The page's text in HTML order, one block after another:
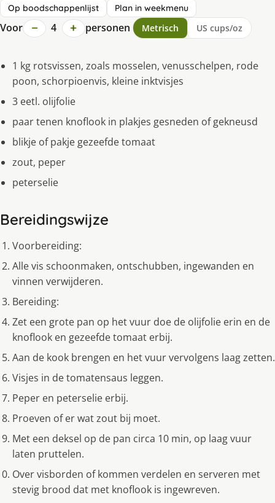
Op boodschappenlijst Plan in weekmenu
Voor − 4 + personen Metrisch US cups/oz
1 kg rotsvissen, zoals mosselen, venusschelpen, rode
poon, schorpioenvis, kleine inktvisjes
3 eetl. olijfolie
paar tenen knoflook in plakjes gesneden of gekneusd
blikje of pakje gezeefde tomaat
zout, peper
peterselie
Bereidingswijze
Voorbereiding:
Alle vis schoonmaken, ontschubben, ingewanden en
vinnen verwijderen.
Bereiding:
Zet een grote pan op het vuur doe de olijfolie erin en de
knoflook en gezeefde tomaat erbij.
Aan de kook brengen en het vuur vervolgens laag zetten.
Visjes in de tomatensaus leggen.
Peper en peterselie erbij.
Proeven of er wat zout bij moet.
Met een deksel op de pan circa 10 min, op laag vuur
laten pruttelen.
Over visborden of kommen verdelen en serveren met
stevig brood dat met knoflook is ingewreven.